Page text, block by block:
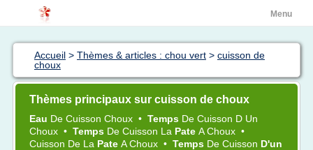
Menu
Accueil > Thèmes & articles : chou vert > cuisson de
choux
Thèmes principaux sur cuisson de choux
Eau De Cuisson Choux • Temps De Cuisson D Un
Choux • Temps De Cuisson La Pate AChoux •
Cuisson De La Pate AChoux • Temps De Cuisson D'un